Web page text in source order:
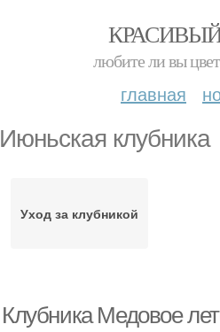
любите ли вы
главная
Июньская клубника
Уход за клубникой
Клубника Медовое